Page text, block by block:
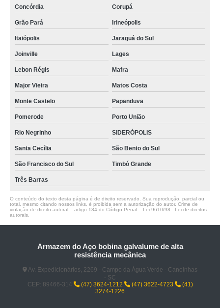
Concórdia Corupá
Grão Pará Irineópolis
Itaiópolis Jaraguá do Sul
Joinville Lages
Lebon Régis Mafra
Major Vieira Matos Costa
Monte Castelo Papanduva
Pomerode Porto União
Rio Negrinho SIDERÓPOLIS
Santa Cecília São Bento do Sul
São Francisco do Sul Timbó Grande
Três Barras
O conteúdo do texto desta página é de direito reservado. Sua reprodução, parcial ou
total, mesmo citando nossos links, é proibida sem a autorização do autor. Crime de
violação de direito autoral – artigo 184 do Código Penal – Lei 9610/98 - Lei de direitos
autorais
Armazem do Aço bobina galvalume de alta
resistência mecânica
Av. Expedicionários, 2269 - Campo da Água Verde - Canoinhas
- SC
CEP: 89466-314
(47) 3624-1212 (47) 3622-4723
(41)
3274-1226